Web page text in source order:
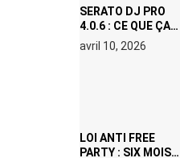
SERATO DJ PRO
4.0.6 : CE QUE ÇA
CHANGE, MÊME SI
VOUS N’ÊTES NI
avril 10, 2026
LOI ANTI FREE
PARTY : SIX MOIS